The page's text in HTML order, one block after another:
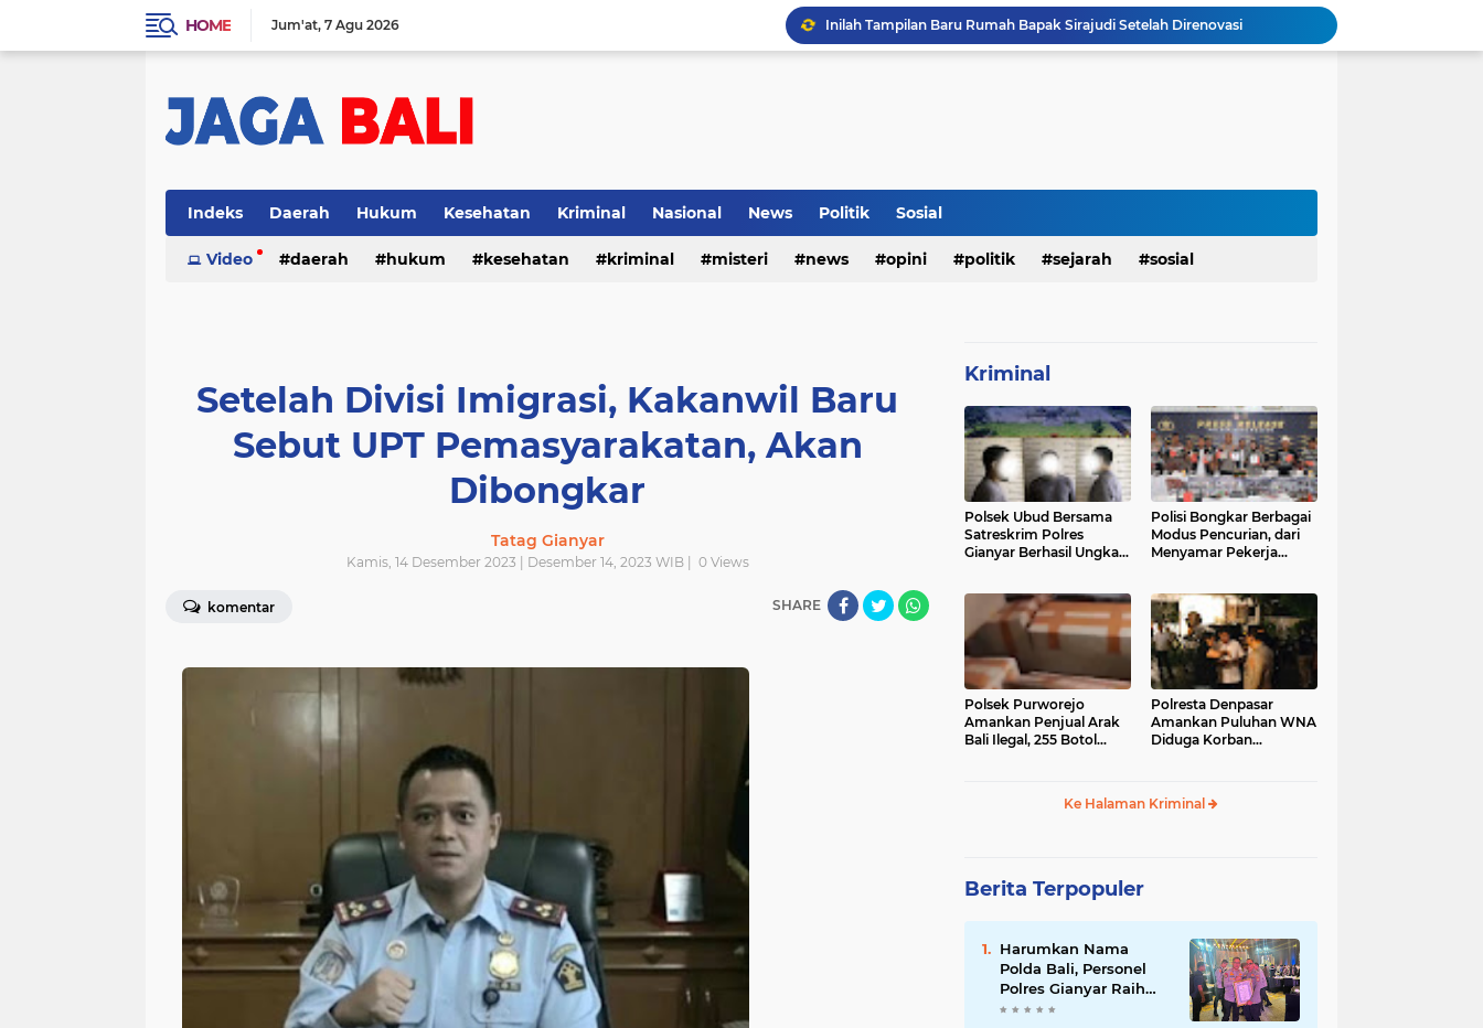
HOME Jum'at 7 Agu 2026
Inilah Tampilan Baru Rumah Bapak Sirajudi Setelah Direnovasi
Personel Satgas TMMD 129 Kodim 0904/Paser Bongkar Rumah milik Bapak Harim
Babinsa Hadir di Posyandu Cenderawasih, Wujud Sinergi TNI Dukung Kesehatan Masyarakat
Indeks Daerah Hukum Kesehatan Kriminal Nasional News Politik Sosial
Video daerah hukum kesehatan kriminal misteri news opini politik sejarah sosial
Setelah Divisi Imigrasi, Kakanwil Baru
Sebut UPT Pemasyarakatan, Akan
Dibongkar
Tatag Gianyar
Kamis, 14 Desember 2023 | Desember 14, 2023 WIB | 0Views
komentar SHARE
Kriminal
Polsek Ubud Bersama
Satreskrim Polres
Gianyar Berhasil Ungkap
Polisi Bongkar Berbagai
Modus Pencurian, dari
Menyamar Pekerja
Polsek Purworejo
Amankan Penjual Arak
Bali Ilegal, 255 Botol
Polresta Denpasar
Amankan Puluhan WNA
Diduga Korban
Ke Halaman Kriminal
Berita Terpopuler
Harumkan Nama
Polda Bali, Personel
Polres Gianyar Raih
Penghargaan